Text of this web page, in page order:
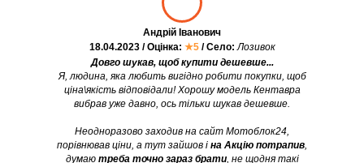
Довго шукав, щоб купити дешевше...
Я, людина, яка любить вигідно робити покупки, щоб
ціна\якість відповідали! Хорошу модель Кентавра
вибрав уже давно, ось тільки шукав дешевше.
Неодноразово заходив на сайт Мотоблок24,
порівнював ціни, а тут зайшов і на Акцію потрапив,
думаю треба точно зараз брати, не щодня такі
Андрій Іванович
18.04.2023 / Оцінка: ★5 / Село: Лозивок